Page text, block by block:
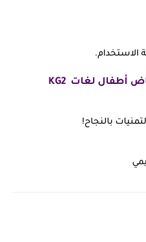
أطفال لغات KG2
بالنجاح!